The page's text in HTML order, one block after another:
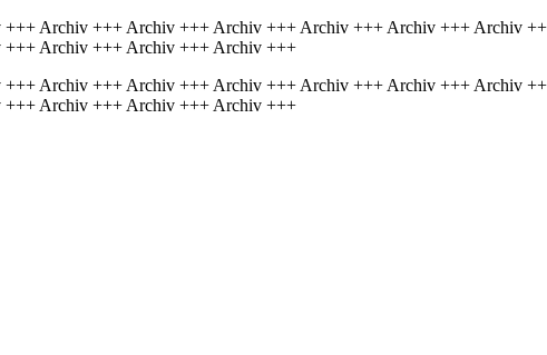
Archiv +++ Archiv +++ Archiv +++ Archiv +++ Archiv +++ Archiv
Archiv +++ Archiv +++ Archiv +++
Archiv +++ Archiv +++ Archiv +++ Archiv +++ Archiv +++ Archiv
Archiv +++ Archiv +++ Archiv +++